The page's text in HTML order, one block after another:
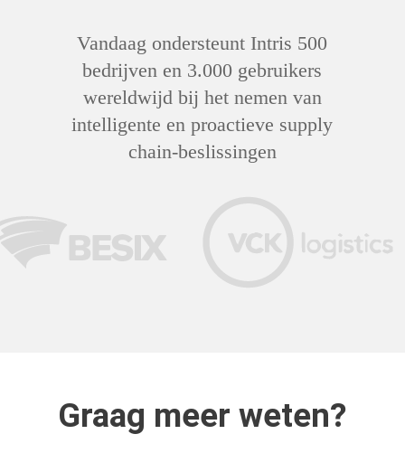
Vandaag ondersteunt Intris 500
bedrijven en 3.000 gebruikers
wereldwijd bij het nemen van
intelligente en proactieve supply
chain-beslissingen
Graag meer weten?